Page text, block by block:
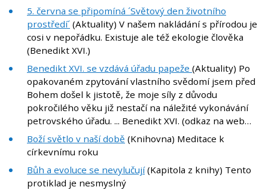
5. června se připomíná ´Světový den životního
prostředí´ (Aktuality) V našem nakládání s přírodou je
cosi v nepořádku. Existuje ale též ekologie člověka
(Benedikt XVI.)
Benedikt XVI. se vzdává úřadu papeže (Aktuality) Po
opakovaném zpytování vlastního svědomí jsem před
Bohem došel k jistotě, že moje síly z důvodu
pokročilého věku již nestačí na náležité vykonávání
petrovského úřadu. ... Benedikt XVI. (odkaz na web…
Boží světlo v naší době (Knihovna) Meditace k
církevnímu roku
Bůh a evoluce se nevylučují(Kapitola z knihy) Tento
protiklad je nesmyslný